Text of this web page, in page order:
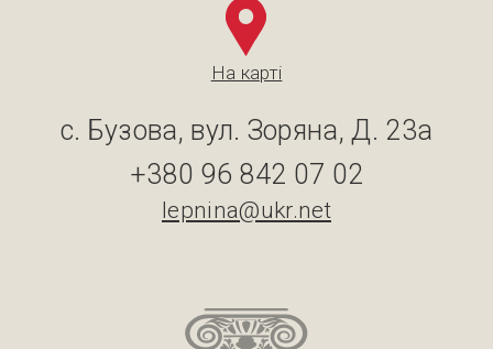
На карті
с. Бузова, вул. Зоряна, Д. 23а
+380 96 842 07 02
lepnina@ukr.net